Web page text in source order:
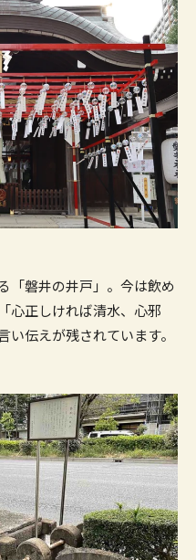
「磐井の井戸」。今は飲め
心正しければ清水、心邪
い伝えが残されています。